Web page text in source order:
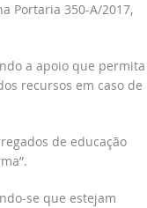
Portaria 350-A/2017,
a apoio que permita
recursos em caso de
de educação
se que estejam